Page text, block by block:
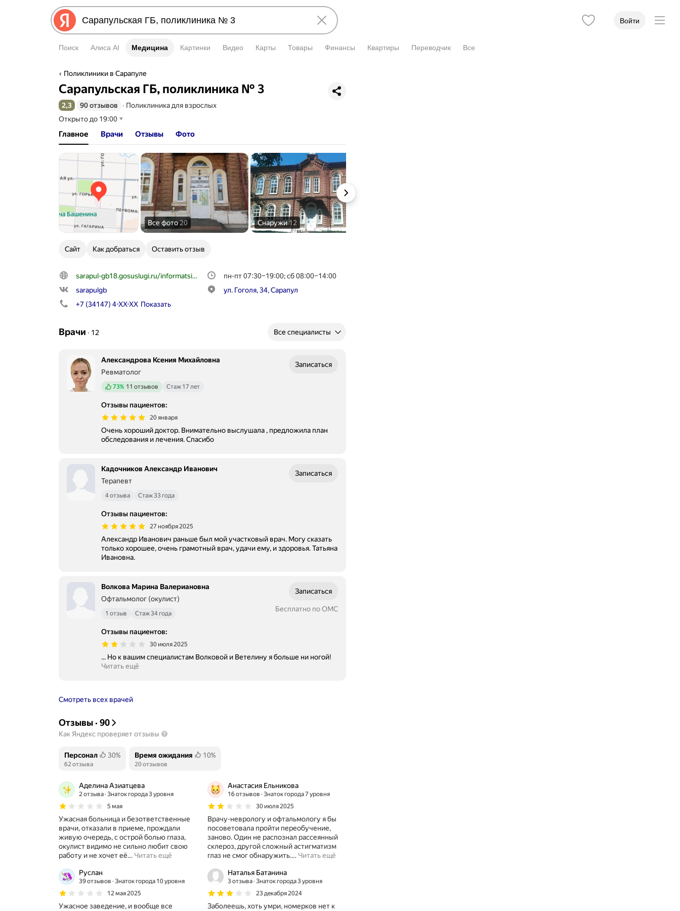
Войти
Поиск Алиса AI Медицина
Медицина Картинки Видео Карты Товары Финансы Квартиры Переводчик Все
Поликлиники в Сарапуле
Сарапульская ГБ, поликлиника № 3
Рейтинг 2,3 из 5
2,3 90 отзывов ∙ Поликлиника для взрослых
Открыто до 19:00
Главное Врачи Отзывы Фото
Все фото20 Снаружи12
Сайт Как добраться Оставить отзыв
sarapul-gb18.gosuslugi.ru/informatsiya-dlya-patsientov/otdeleniya/nazvanie-otdeleniya-2.html
sarapulgb
+7 (34147) 4-XX-XX Показать
пн-пт 07:30–19:00; сб 08:00–14:00
ул. Гоголя, 34, Сарапул
Врачи ∙ 12 Все специалисты
Александрова Ксения Михайловна
Ревматолог
Положительных отзывов
73% 11 отзывов Стаж 17 лет
Записаться
Отзывы пациентов:
20 января
Очень хороший доктор. Внимательно выслушала , предложила план
обследования и лечения. Спасибо
Кадочников Александр Иванович
Терапевт
4 отзыва Стаж 33 года
Записаться
Отзывы пациентов:
27 ноября 2025
Александр Иванович раньше был мой участковый врач. Могу сказать
только хорошее, очень грамотный врач, удачи ему, и здоровья. Татьяна
Ивановна.
Волкова Марина Валериановна
Офтальмолог (окулист)
1 отзыв Стаж 34 года
Записаться
Бесплатно по ОМС
Отзывы пациентов:
30 июля 2025
... Но к вашим специалистам Волковой и Ветелину я больше ни ногой!
Читать ещё
Смотреть всех врачей
Отзывы· 90
Как Яндекс проверяет отзывы
Персонал
Положительных отзывов
30%
62 отзыва
Время ожидания
Положительных отзывов
10%
20 отзывов
Аделина Азиатцева
2 отзыва Знаток города 3 уровня
5 мая
Ужасная больница и безответственные
врачи, отказали в приеме, прождали
живую очередь, с острой болью глаза,
окулист видимо не сильно любит свою
работу и не хочет её… Читать ещё
Анастасия Ельникова
16 отзывов Знаток города 7 уровня
30 июля 2025
Врачу-неврологу и офтальмологу я бы
посоветовала пройти переобучение,
заново. Один не распознал рассеянный
склероз, другой сложный астигматизм
глаз не смог обнаружить.… Читать ещё
Руслан
39 отзывов Знаток города 10 уровня
12 мая 2025
Ужасное заведение, и вообще все
Наталья Батанина
3 отзыва Знаток города 3 уровня
23 декабря 2024
Заболеешь, хоть умри, номерков нет к